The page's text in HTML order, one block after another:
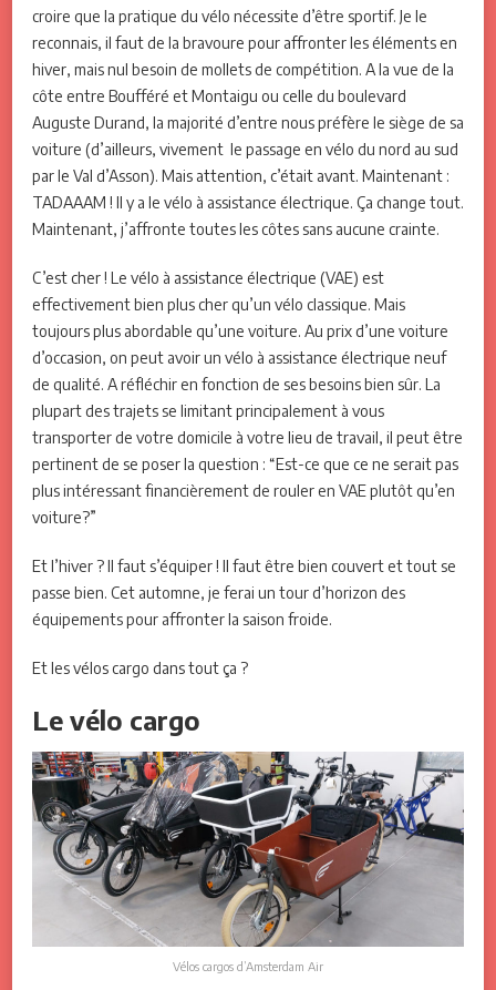
croire que la pratique du vélo nécessite d’être sportif. Je le
reconnais, il faut de la bravoure pour affronter les éléments en
hiver, mais nul besoin de mollets de compétition. A la vue de la
côte entre Boufféré et Montaigu ou celle du boulevard
Auguste Durand, la majorité d’entre nous préfère le siège de sa
voiture (d’ailleurs, vivement le passage en vélo du nord au sud
par le Val d’Asson). Mais attention, c’était avant. Maintenant :
TADAAAM ! Il y a le vélo à assistance électrique. Ça change tout.
Maintenant, j’affronte toutes les côtes sans aucune crainte.
C’est cher ! Le vélo à assistance électrique (VAE) est
effectivement bien plus cher qu’un vélo classique. Mais
toujours plus abordable qu’une voiture. Au prix d’une voiture
d’occasion, on peut avoir un vélo à assistance électrique neuf
de qualité. A réfléchir en fonction de ses besoins bien sûr. La
plupart des trajets se limitant principalement à vous
transporter de votre domicile à votre lieu de travail, il peut être
pertinent de se poser la question : “Est-ce que ce ne serait pas
plus intéressant financièrement de rouler en VAE plutôt qu’en
voiture?”
Et l’hiver ? Il faut s’équiper ! Il faut être bien couvert et tout se
passe bien. Cet automne, je ferai un tour d’horizon des
équipements pour affronter la saison froide.
Et les vélos cargo dans tout ça ?
Le vélo cargo
Vélos cargos d’Amsterdam Air